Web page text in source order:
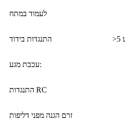
לעמוד במתח
התנגדות בידוד
עכבת מגע:
התנגדות RC
זרם הגנה מפני דליפות